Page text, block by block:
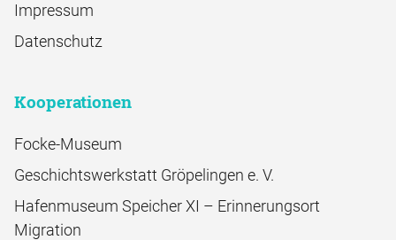
Impressum
Datenschutz
Kooperationen
Focke-Museum
Geschichtswerkstatt Gröpelingen e. V.
Hafenmuseum Speicher XI – Erinnerungsort
Migration